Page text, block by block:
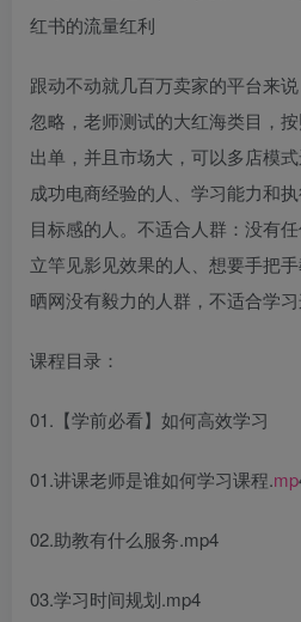
跟动不动就几百万卖家的平台来
忽略，老师测试的大红海类目，
出单，并且市场大，可以多店模
成功电商经验的人、学习能力和
目标感的人。不适合人群：没有
立竿见影见效果的人、想要手把
晒网没有毅力的人群，不适合学习
课程目录：
01.【学前必看】如何高效学习
01.讲课老师是谁如何学习课程.mp
02.助教有什么服务.mp4
03.学习时间规划.mp4